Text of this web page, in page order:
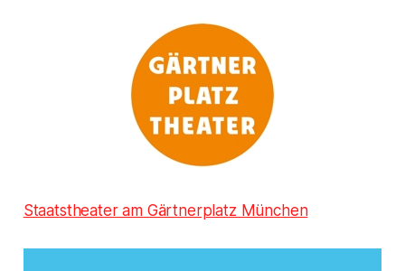
Staatstheater am Gärtnerplatz München